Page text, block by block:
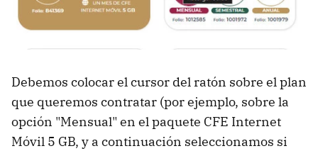
Debemos colocar el cursor del ratón sobre el plan
que queremos contratar (por ejemplo, sobre la
opción "Mensual" en el paquete CFE Internet
Móvil 5 GB, y a continuación seleccionamos si